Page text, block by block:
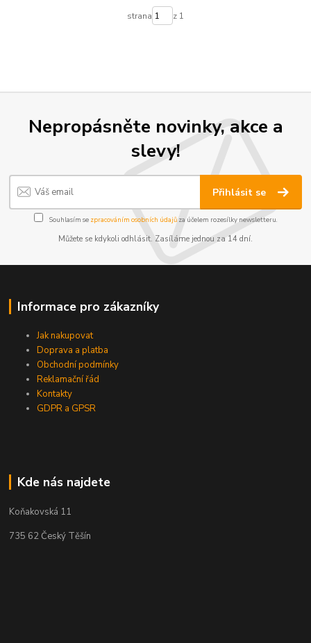
strana z 1
Nepropásněte novinky, akce a
slevy!
Přihlásit se
Souhlasím se zpracováním osobních údajůza účelem rozesílky newsletteru.
Můžete se kdykoli odhlásit. Zasíláme jednou za 14 dní.
Informace pro zákazníky
Jak nakupovat
Doprava a platba
Obchodní podmínky
Reklamační řád
Kontakty
GDPR a GPSR
Kde nás najdete
Koňakovská 11
735 62 Český Těšín